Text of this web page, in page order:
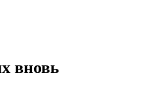
вновь